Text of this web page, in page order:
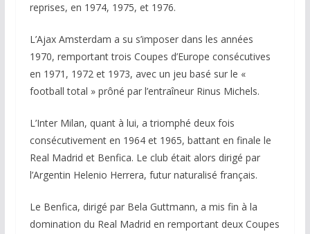
reprises, en 1974, 1975, et 1976.
L’Ajax Amsterdam a su s’imposer dans les années
1970, remportant trois Coupes d’Europe consécutives
en 1971, 1972 et 1973, avec un jeu basé sur le «
football total » prôné par l’entraîneur Rinus Michels.
L’Inter Milan, quant à lui, a triomphé deux fois
consécutivement en 1964 et 1965, battant en finale le
Real Madrid et Benfica. Le club était alors dirigé par
l’Argentin Helenio Herrera, futur naturalisé français.
Le Benfica, dirigé par Bela Guttmann, a mis fin à la
domination du Real Madrid en remportant deux Coupes